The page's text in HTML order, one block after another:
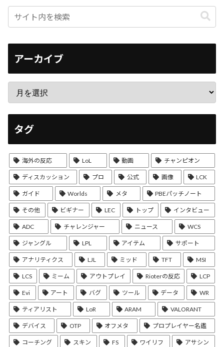
アーカイブ
タグ
海外の反応 LoL 動画 チャンピオン
ディスカッション プロ 公式 画像 LCK
ガイド Worlds メタ PBEパッチノート
その他 ビギナー LEC トップ インタビュー
ADC チャレンジャー ニュース WCS
ジャングル LPL アイテム サポート
アナリティクス LJL ミッド TFT MSI
LCS ミーム アウトプレイ Rioterの反応 LCP
Evi アート バグ ツール データ WR
ティアリスト LoR ARAM VALORANT
デバイス OTP オフメタ プロプレイヤー名鑑
コーチング スキン FS ワイリフ アサシン